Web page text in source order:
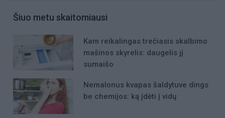
Šiuo metu skaitomiausi
Kam reikalingas trečiasis skalbimo
mašinos skyrelis: daugelis jį
sumaišo
Nemalonus kvapas šaldytuve dings
be chemijos: ką įdėti į vidų